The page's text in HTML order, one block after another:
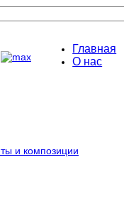
Главная
О нас
и композиции